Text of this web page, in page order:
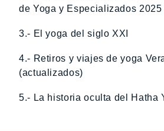
de Yoga y Especializados 2025
3.- El yoga del siglo XXI
4.- Retiros y viajes de yoga
(actualizados)
5.- La historia oculta del Hatha